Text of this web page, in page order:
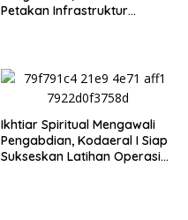
Petakan Infrastruktur
Ikhtiar Spiritual Mengawali
Pengabdian, Kodaeral I Siap
Sukseskan Latihan Operasi